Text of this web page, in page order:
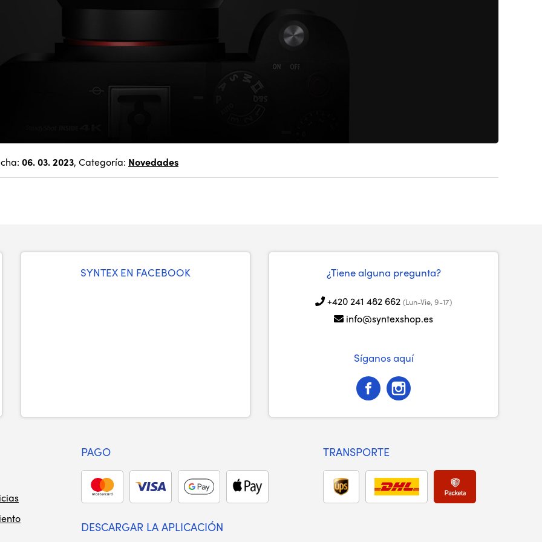
06. 03. 2023, Categoría: Novedades
SYNTEX EN FACEBOOK ¿Tiene alguna pregunta?
+420 241 482 662 (Lun-Vie, 9-17)
info@syntexshop.es
Síganos aquí
PAGO TRANSPORTE
DESCARGAR LA APLICACIÓN